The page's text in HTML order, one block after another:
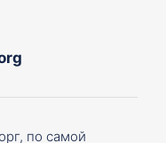
по самой